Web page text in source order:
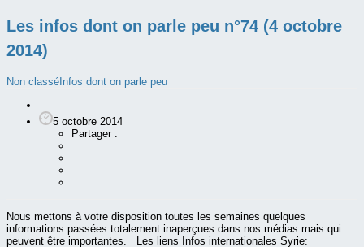
Les infos dont on parle peu n°74 (4 octobre
2014)
Non classé Infos dont on parle peu
5 octobre 2014
Partager :
Nous mettons à votre disposition toutes les semaines quelques
informations passées totalement inaperçues dans nos médias mais qui
peuvent être importantes. Les liens Infos internationales Syrie: